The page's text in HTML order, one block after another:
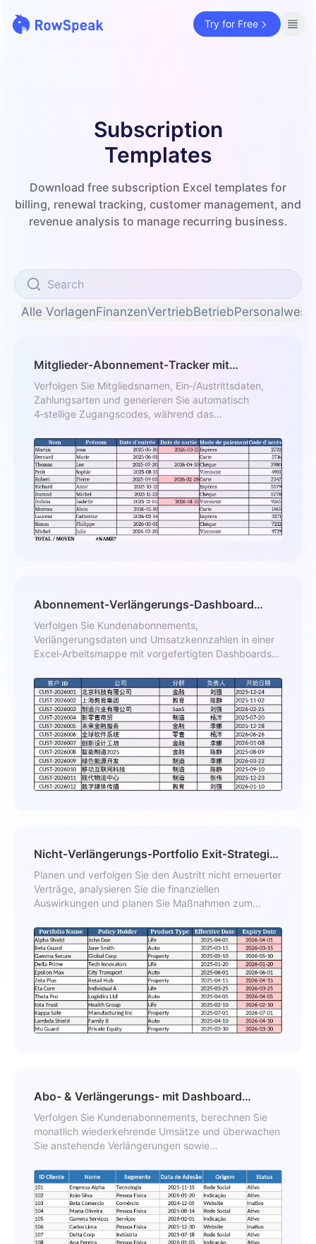
Try for Free
Subscription
Templates
Download free subscription Excel templates for
billing, renewal tracking, customer management, and
revenue analysis to manage recurring business.
Alle VorlagenFinanzenVertriebBetrieb
Mitglieder‑Abonnement‑Tracker mit
Zugangscode Vorlage
Verfolgen Sie Mitgliedsnamen, Ein‑/Austrittsdaten,
Zahlungsarten und generieren Sie automatisch
4‑stellige Zugangscodes, während das
Abonnement‑Verlängerungs‑Dashboard
Vorlage
Verfolgen Sie Kundenabonnements,
Verlängerungsdaten und Umsatzkennzahlen in einer
Excel‑Arbeitsmappe mit vorgefertigten Dashboards
Nicht‑Verlängerungs‑Portfolio Exit‑Strategie
Vorlage
Planen und verfolgen Sie den Austritt nicht erneuerter
Verträge, analysieren Sie die finanziellen
Auswirkungen und planen Sie Maßnahmen zum
Abo- & Verlängerungs- mit Dashboard
Vorlage
Verfolgen Sie Kundenabonnements, berechnen Sie
monatlich wiederkehrende Umsätze und überwachen
Sie anstehende Verlängerungen sowie
Dashboard.